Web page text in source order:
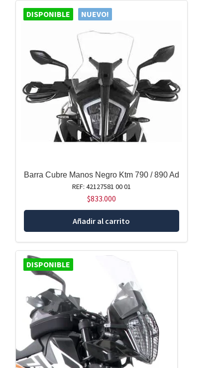
DISPONIBLE NUEVO!
Barra Cubre Manos Negro Ktm 790 / 890 Ad
REF: 42127581 00 01
$833.000
Añadir al carrito
DISPONIBLE